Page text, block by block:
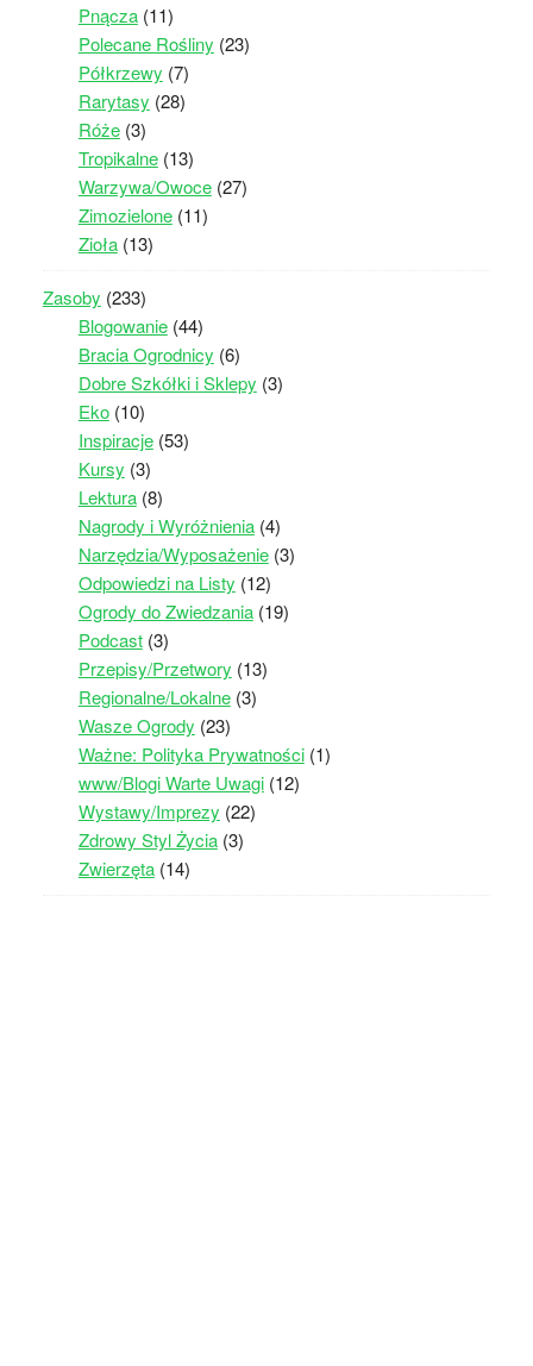
Pnącza(11)
Polecane Rośliny (23)
Półkrzewy (7)
Rarytasy (28)
Róże(3)
Tropikalne(13)
Warzywa/Owoce(27)
Zimozielone(11)
Zioła(13)
Zasoby (233)
Blogowanie(44)
Bracia Ogrodnicy (6)
Dobre Szkółki i Sklepy (3)
Eko(10)
Inspiracje(53)
Kursy (3)
Lektura(8)
Nagrody i Wyróżnienia(4)
Narzędzia/Wyposażenie(3)
Odpowiedzi na Listy (12)
Ogrody do Zwiedzania(19)
Podcast(3)
Przepisy/Przetwory (13)
Regionalne/Lokalne(3)
Wasze Ogrody (23)
Ważne: Polityka Prywatności(1)
www/Blogi Warte Uwagi(12)
Wystawy/Imprezy (22)
Zdrowy Styl Życia(3)
Zwierzęta(14)